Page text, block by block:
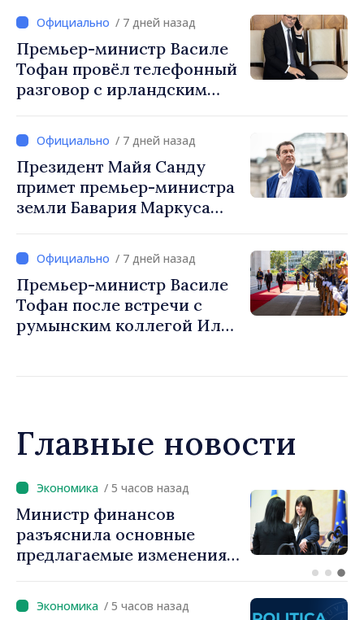
сотрудничеству
Швейцарии в Республике
Молдова
/ 7 дней назад
Премьер-министр Василе
Тофан провёл телефонный
разговор с ирландским
Мартином
/ 7 дней назад
Президент Майя Санду
примет премьер-министра
земли Бавария Маркуса
/ 7 дней назад
Премьер-министр Василе
Тофан после встречи с
румынским коллегой Илие
и возможностей для
Главные новости
/ 4 часов назад
Премьер-министр Василе
Тофан провёл телефонный
разговор с болгарским
Радевым
/ 5 часов назад